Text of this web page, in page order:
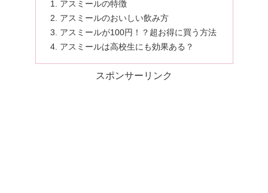
アスミールの特徴
アスミールのおいしい飲み方
アスミールが100円！？超お得に買う方法
アスミールは高校生にも効果ある？
スポンサーリンク